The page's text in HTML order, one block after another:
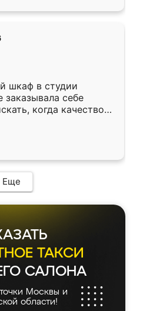
шкаф в студии
заказывала себе
когда качеством
кухня уже почти
Еще
ТАКСИ
САЛОНА
Москвы и
области!